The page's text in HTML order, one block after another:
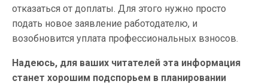
отказаться от доплаты. Для этого нужно просто
подать новое заявление работодателю, и
возобновится уплата профессиональных взносов.
Надеюсь, для ваших читателей эта информация
станет хорошим подспорьем в планировании